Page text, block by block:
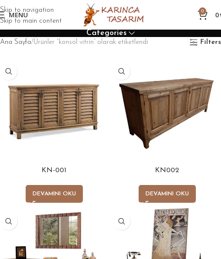
Skip to navigation
Skip to main content
MENU 0 0
Categories
Ana Sayfa Ürünler “konsol vitrin” olarak etiketlendi Filters
KN-001
DEVAMINI OKU
KN002
DEVAMINI OKU